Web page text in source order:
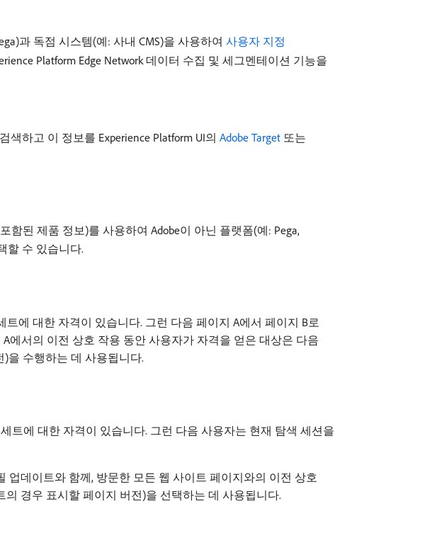
과 독점 시스템(예: 사내 CMS)을 사용하여 사용자 지정
Platform Edge Network 데이터 수집 및 세그멘테이션 기능을
하고 이 정보를 Experience Platform UI의 Adobe Target 또는
된 제품 정보)를 사용하여 Adobe이 아닌 플랫폼(예: Pega,
할 수 있습니다.
에 대한 자격이 있습니다. 그런 다음 페이지 A에서 페이지 B로
에서의 이전 상호 작용 동안 사용자가 자격을 얻은 대상은 다음
을 수행하는 데 사용됩니다.
트에 대한 자격이 있습니다. 그런 다음 사용자는 현재 탐색 세션을
데이트와 함께, 방문한 모든 웹 사이트 페이지와의 이전 상호
경우 표시할 페이지 버전)을 선택하는 데 사용됩니다.